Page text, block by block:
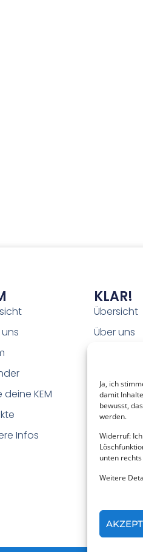
Ja, ich
damit
bewusst,
werden.
Widerruf:
unten
Weitere
deine KEM
Infos
KLAR!
Übersicht
Über uns
Finde
Projekte
Weitere